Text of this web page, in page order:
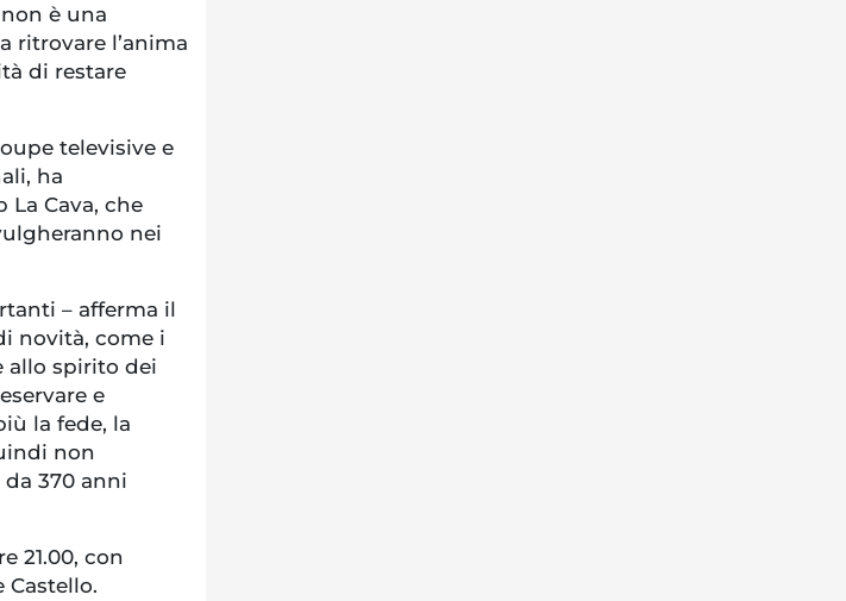
è una
ritrovare l’anima
di restare
televisive e
ha
La Cava, che
nei
– afferma il
novità, come i
allo spirito dei
e
la fede, la
non
370 anni
21.00, con
Castello.